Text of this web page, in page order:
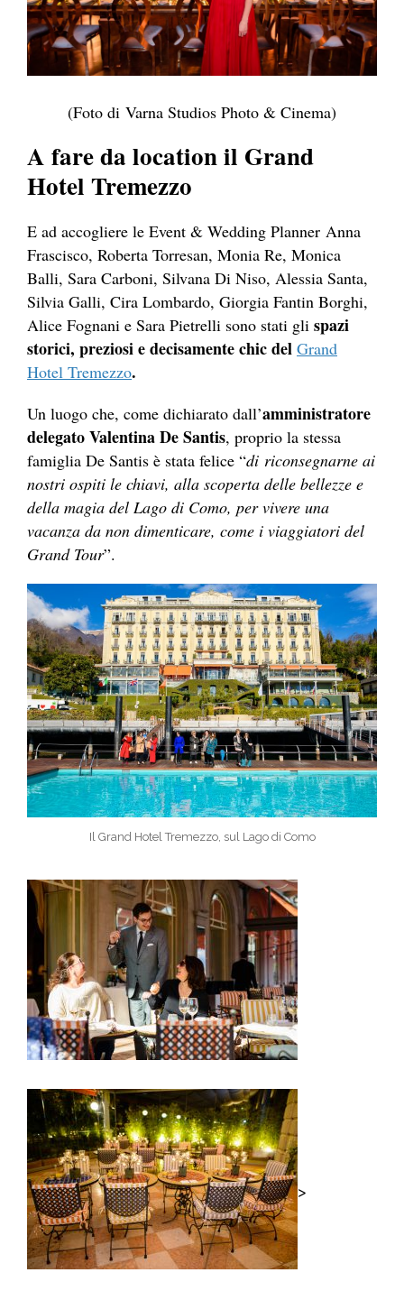
(Foto di Varna Studios Photo & Cinema)
A fare da location il Grand
Hotel Tremezzo
E ad accogliere le Event & Wedding Planner Anna
Frascisco, Roberta Torresan, Monia Re, Monica
Balli, Sara Carboni, Silvana Di Niso, Alessia Santa,
Silvia Galli, Cira Lombardo, Giorgia Fantin Borghi,
Alice Fognani e Sara Pietrelli sono stati gli spazi
storici, preziosi e decisamente chic del Grand
Hotel Tremezzo.
Un luogo che, come dichiarato dall’amministratore
delegato Valentina De Santis, proprio la stessa
famiglia De Santis è stata felice “di riconsegnarne ai
nostri ospiti le chiavi, alla scoperta delle bellezze e
della magia del Lago di Como, per vivere una
vacanza da non dimenticare, come i viaggiatori del
Grand Tour”.
Il Grand Hotel Tremezzo, sul Lago di Como
>